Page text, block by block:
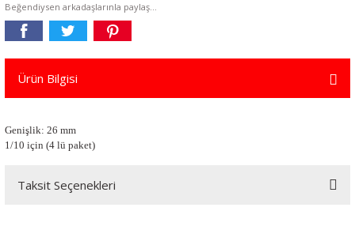
Beğendiysen arkadaşlarınla paylaş...
Ürün Bilgisi
Genişlik: 26 mm
1/10 için (4 lü paket)
Taksit Seçenekleri